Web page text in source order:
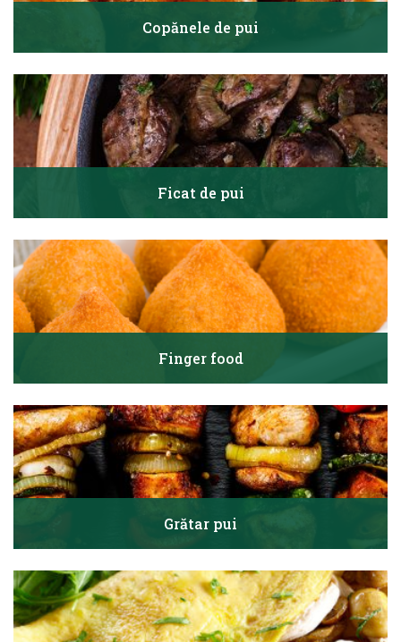
Copănele de pui
Ficat de pui
Finger food
Grătar pui